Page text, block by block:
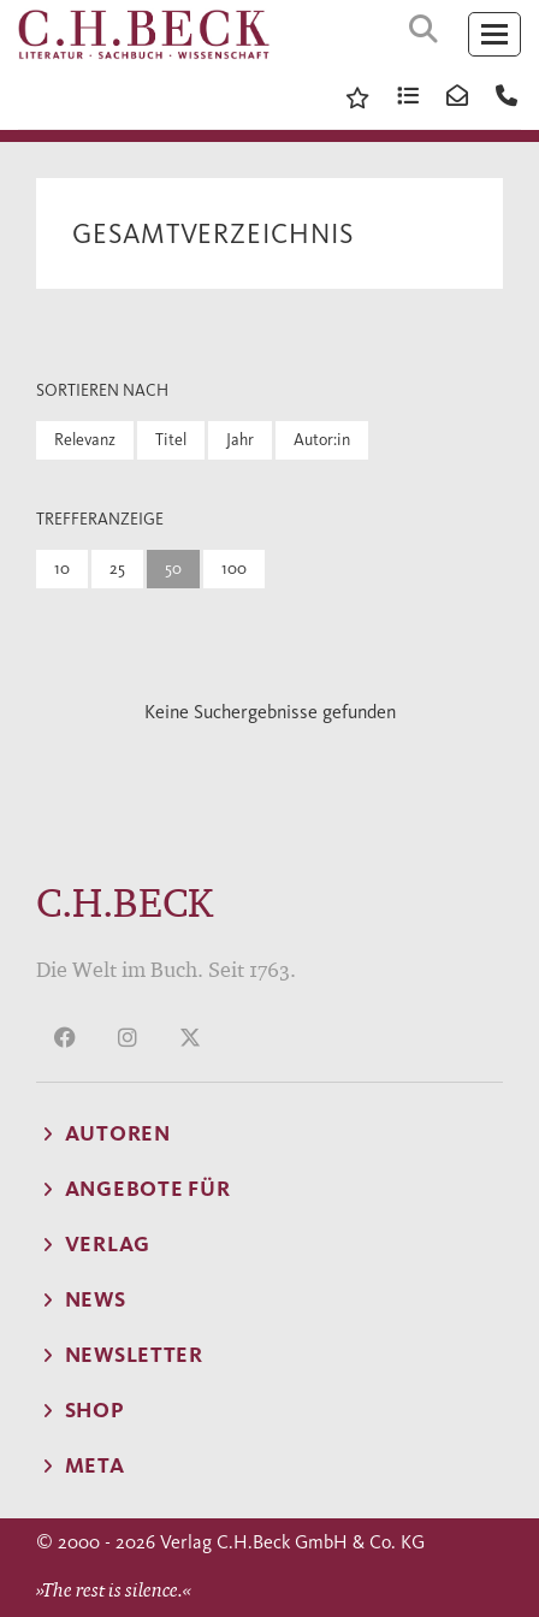
GESAMTVERZEICHNIS
SORTIEREN NACH
Relevanz Titel Jahr Autor:in
TREFFERANZEIGE
10 25 50 100
Keine Suchergebnisse gefunden
C.H.BECK
Die Welt im Buch. Seit 1763.
AUTOREN
ANGEBOTE FÜR
VERLAG
NEWS
NEWSLETTER
SHOP
META
© 2000 - 2026 Verlag C.H.Beck GmbH & Co. KG
»The rest is silence.«